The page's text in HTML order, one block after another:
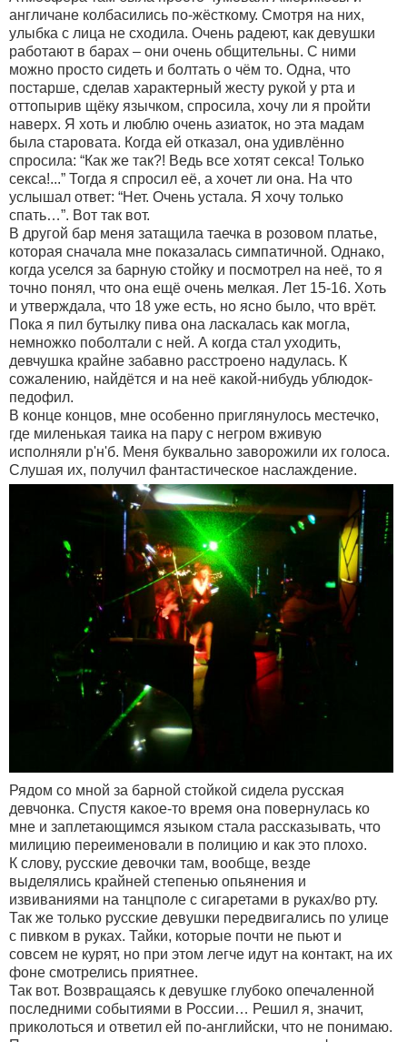
англичане колбасились по-жёсткому. Смотря на них,
улыбка с лица не сходила. Очень радеют, как девушки
работают в барах – они очень общительны. С ними
можно просто сидеть и болтать о чём то. Одна, что
постарше, сделав характерный жесту рукой у рта и
оттопырив щёку язычком, спросила, хочу ли я пройти
наверх. Я хоть и люблю очень азиаток, но эта мадам
была старовата. Когда ей отказал, она удивлённо
спросила: “Как же так?! Ведь все хотят секса! Только
секса!...” Тогда я спросил её, а хочет ли она. На что
услышал ответ: “Нет. Очень устала. Я хочу только
спать…”. Вот так вот.
В другой бар меня затащила таечка в розовом платье,
которая сначала мне показалась симпатичной. Однако,
когда уселся за барную стойку и посмотрел на неё, то я
точно понял, что она ещё очень мелкая. Лет 15-16. Хоть
и утверждала, что 18 уже есть, но ясно было, что врёт.
Пока я пил бутылку пива она ласкалась как могла,
немножко поболтали с ней. А когда стал уходить,
девчушка крайне забавно расстроено надулась. К
сожалению, найдётся и на неё какой-нибудь ублюдок-
педофил.
В конце концов, мне особенно приглянулось местечко,
где миленькая таика на пару с негром вживую
исполняли р'н'б. Меня буквально заворожили их голоса.
Слушая их, получил фантастическое наслаждение.
Рядом со мной за барной стойкой сидела русская
девчонка. Спустя какое-то время она повернулась ко
мне и заплетающимся языком стала рассказывать, что
милицию переименовали в полицию и как это плохо.
К слову, русские девочки там, вообще, везде
выделялись крайней степенью опьянения и
извиваниями на танцполе с сигаретами в руках/во рту.
Так же только русские девушки передвигались по улице
с пивком в руках. Тайки, которые почти не пьют и
совсем не курят, но при этом легче идут на контакт, на их
фоне смотрелись приятнее.
Так вот. Возвращаясь к девушке глубоко опечаленной
последними событиями в России… Решил я, значит,
приколоться и ответил ей по-английски, что не понимаю.